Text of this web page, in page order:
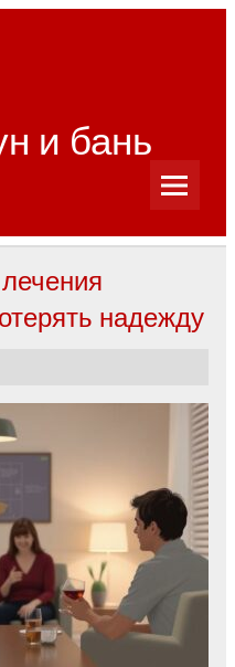
и бань
надежду